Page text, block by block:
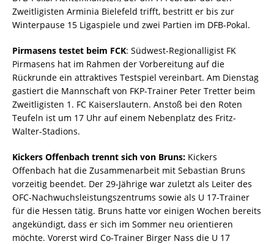
Zweitligisten Arminia Bielefeld trifft, bestritt er bis zur
Winterpause 15 Ligaspiele und zwei Partien im DFB-Pokal.
Pirmasens testet beim FCK: Südwest-Regionalligist FK
Pirmasens hat im Rahmen der Vorbereitung auf die
Rückrunde ein attraktives Testspiel vereinbart. Am Dienstag
gastiert die Mannschaft von FKP-Trainer Peter Tretter beim
Zweitligisten 1. FC Kaiserslautern. Anstoß bei den Roten
Teufeln ist um 17 Uhr auf einem Nebenplatz des Fritz-
Walter-Stadions.
Kickers Offenbach trennt sich von Bruns: Kickers
Offenbach hat die Zusammenarbeit mit Sebastian Bruns
vorzeitig beendet. Der 29-Jährige war zuletzt als Leiter des
OFC-Nachwuchsleistungszentrums sowie als U 17-Trainer
für die Hessen tätig. Bruns hatte vor einigen Wochen bereits
angekündigt, dass er sich im Sommer neu orientieren
möchte. Vorerst wird Co-Trainer Birger Nass die U 17